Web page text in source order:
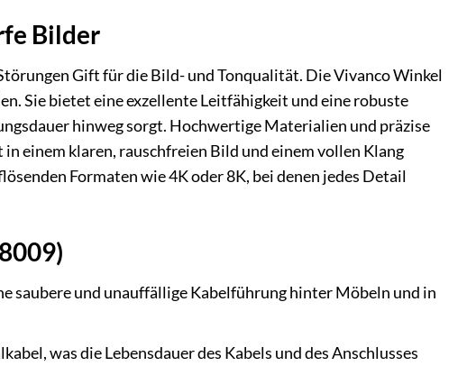
Bilder
Gift für die Bild- und Tonqualität. Die Vivanco Winkel
Sie bietet eine exzellente Leitfähigkeit und eine robuste
hinweg sorgt. Hochwertige Materialien und präzise
einem klaren, rauschfreien Bild und einem vollen Klang
Formaten wie 4K oder 8K, bei denen jedes Detail
saubere und unauffällige Kabelführung hinter Möbeln und in
was die Lebensdauer des Kabels und des Anschlusses